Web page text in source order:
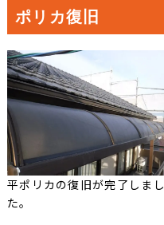
ポリカ復旧
平ポリカの復旧が完了しまし
た。